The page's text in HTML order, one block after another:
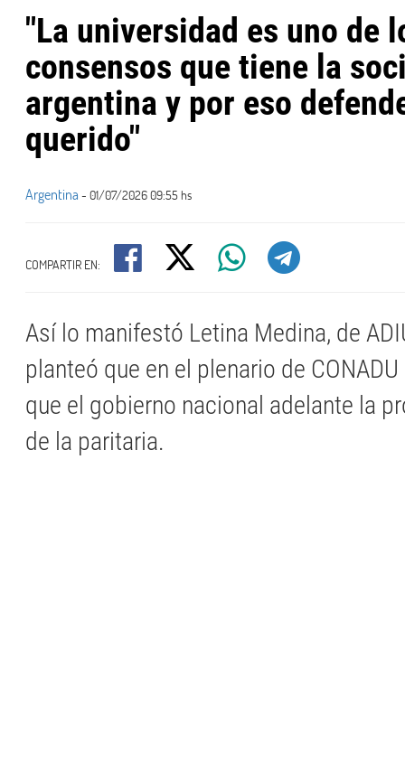
"La universidad es uno de
consensos que tiene la
argentina y por eso
querido"
Argentina - 01/07/2026 09:55 hs
COMPARTIR EN:
Así lo manifestó Letina Medina, de
planteó que en el plenario de
que el gobierno nacional adelante la
de la paritaria.